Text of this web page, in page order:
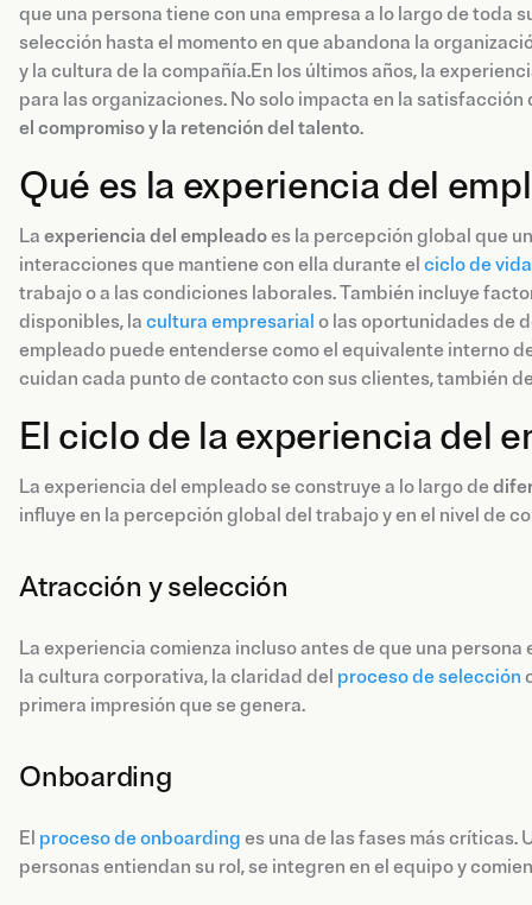
que una persona tiene con una empresa a lo largo de toda
selección hasta el momento en que abandona la
y la cultura de la compañía.En los últimos años, la
para las organizaciones. No solo impacta en la
el compromiso y la retención del talento.
Qué es la experiencia del
La experiencia del empleadoes la percepción global que
interacciones que mantiene con ella durante el ciclo de
trabajo o a las condiciones laborales. También incluye
disponibles, la cultura empresarial o las oportunidades de
empleado puede entenderse como el equivalente interno
cuidan cada punto de contacto con sus clientes, también
El ciclo de la experiencia del
La experiencia del empleado se construye a lo largo de
influye en la percepción global del trabajo y en el nivel de
Atracción y selección
La experiencia comienza incluso antes de que una
la cultura corporativa, la claridad del proceso de selección
primera impresión que se genera.
Onboarding
El proceso de onboarding es una de las fases más críticas.
personas entiendan su rol, se integren en el equipo y